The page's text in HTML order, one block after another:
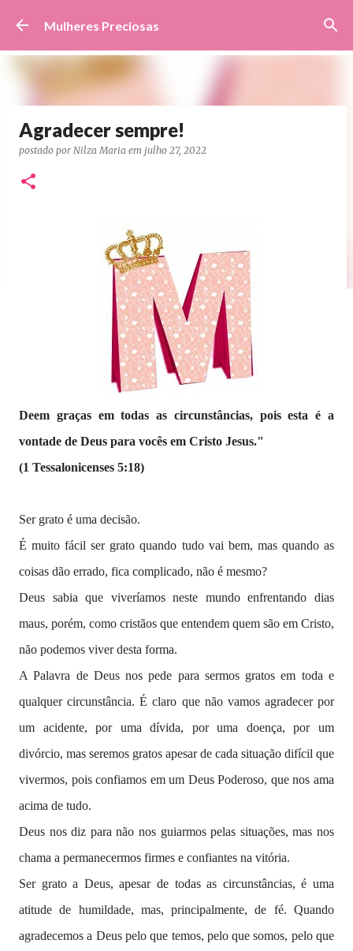
Pular para o conteúdo principal
Mulheres Preciosas
Agradecer sempre!
postado por Nilza Maria em julho 27, 2022
Deem graças em todas as circunstâncias, pois esta é a
vontade de Deus para vocês em Cristo Jesus."
(1 Tessalonicenses 5:18)
Ser grato é uma decisão.
É muito fácil ser grato quando tudo vai bem, mas quando as
coisas dão errado, fica complicado, não é mesmo?
Deus sabia que viveríamos neste mundo enfrentando dias
maus, porém, como cristãos que entendem quem são em Cristo,
não podemos viver desta forma.
A Palavra de Deus nos pede para sermos gratos em toda e
qualquer circunstância. É claro que não vamos agradecer por
um acidente, por uma dívida, por uma doença, por um
divórcio, mas seremos gratos apesar de cada situação difícil que
vivermos, pois confiamos em um Deus Poderoso, que nos ama
acima de tudo.
Deus nos diz para não nos guiarmos pelas situações, mas nos
chama a permanecermos firmes e confiantes na vitória.
Ser grato a Deus, apesar de todas as circunstâncias, é uma
atitude de humildade, mas, principalmente, de fé. Quando
agradecemos a Deus pelo que temos, pelo que somos, pelo que